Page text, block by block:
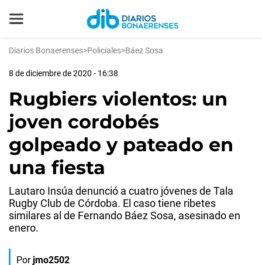
Diarios Bonaerenses>Policiales>Báez Sosa
8 de diciembre de 2020 - 16:38
Rugbiers violentos: un
joven cordobés
golpeado y pateado en
una fiesta
Lautaro Insúa denunció a cuatro jóvenes de Tala
Rugby Club de Córdoba. El caso tiene ribetes
similares al de Fernando Báez Sosa, asesinado en
enero.
Por jmo2502